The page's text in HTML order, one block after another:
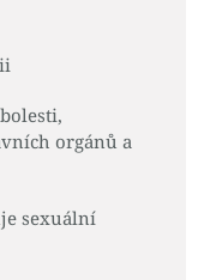
orgánů a
sexuální